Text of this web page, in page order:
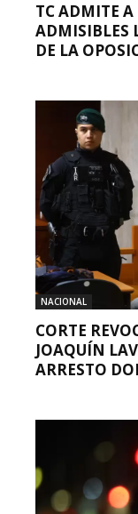
TC ADMITE
ADMISIBLES
DE LA
NACIONAL
CORTE
JOAQUÍN
ARRESTO